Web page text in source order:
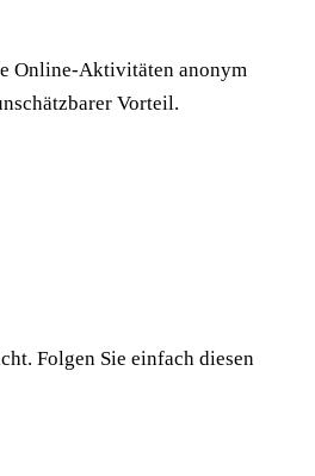
Online-Aktivitäten anonym
Vorteil.
Folgen Sie einfach diesen